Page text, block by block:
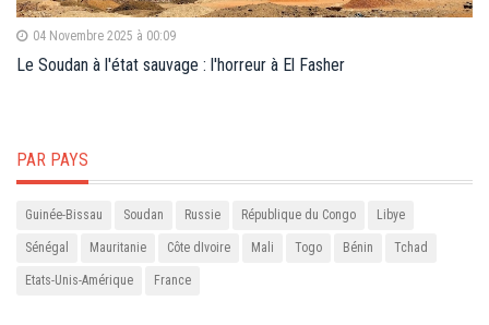
04 Novembre 2025 à 00:09
Le Soudan à l'état sauvage : l'horreur à El Fasher
PAR PAYS
Guinée-Bissau Soudan Russie République du Congo Libye
Sénégal Mauritanie Côte dIvoire Mali Togo Bénin Tchad
Etats-Unis-Amérique France